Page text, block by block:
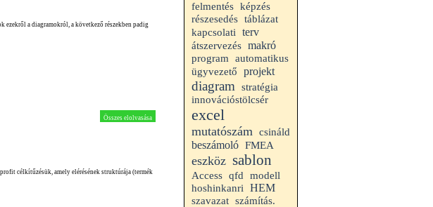
ezekről a diagramokról, a következő részekben padig
Összes elolvasása
célkítűzésük, amely elérésének struktúrája (termék
felmentés képzés
részesedés táblázat
kapcsolati
terv
átszervezés makró
program
automatikus
ügyvezető
projekt
diagram
stratégia
innovációstölcsér
excel
mutatószám csináld
beszámoló FMEA
eszköz sablon
Access qfd
modell
hoshinkanri
HEM
szavazat számítás.